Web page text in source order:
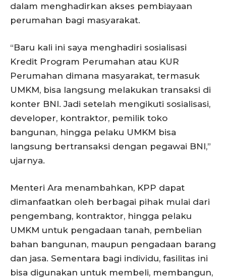
dalam menghadirkan akses pembiayaan
perumahan bagi masyarakat.
“Baru kali ini saya menghadiri sosialisasi
Kredit Program Perumahan atau KUR
Perumahan dimana masyarakat, termasuk
UMKM, bisa langsung melakukan transaksi di
konter BNI. Jadi setelah mengikuti sosialisasi,
developer, kontraktor, pemilik toko
bangunan, hingga pelaku UMKM bisa
langsung bertransaksi dengan pegawai BNI,”
ujarnya.
Menteri Ara menambahkan, KPP dapat
dimanfaatkan oleh berbagai pihak mulai dari
pengembang, kontraktor, hingga pelaku
UMKM untuk pengadaan tanah, pembelian
bahan bangunan, maupun pengadaan barang
dan jasa. Sementara bagi individu, fasilitas ini
bisa digunakan untuk membeli, membangun,